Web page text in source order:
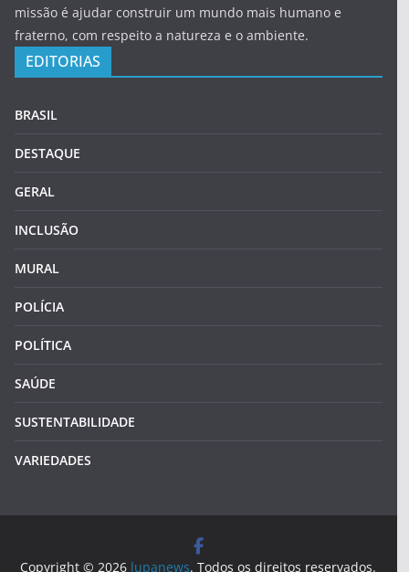
missão é ajudar construir um mundo mais humano e
fraterno, com respeito a natureza e o ambiente.
EDITORIAS
BRASIL
DESTAQUE
GERAL
INCLUSÃO
MURAL
POLÍCIA
POLÍTICA
SAÚDE
SUSTENTABILIDADE
VARIEDADES
Copyright © 2026 lupanews. Todos os direitos reservados.